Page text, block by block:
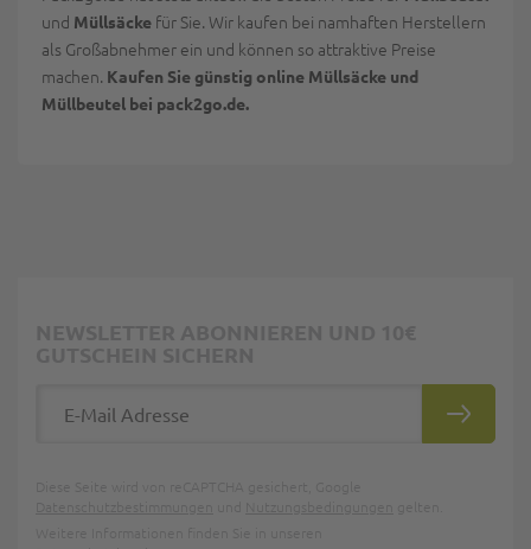
und Müllsäcke für Sie. Wir kaufen bei namhaften Herstellern
als Großabnehmer ein und können so attraktive Preise
machen. Kaufen Sie günstig online Müllsäcke und
Müllbeutel bei pack2go.de.